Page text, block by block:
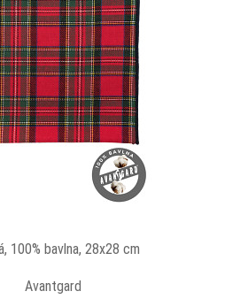
100% bavlna, 28x28 cm
Avantgard